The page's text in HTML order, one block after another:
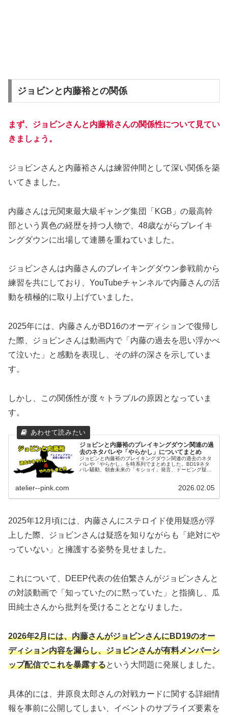
ジョビンと内藤裕との関係
まず、ジョビンさんと内藤裕さんの関係性について見てい
きましょう。
ジョビンさんと内藤裕さんは練習仲間として深い関係を築
いてきました。
内藤さんは元関東最大級ギャング集団「KGB」の最高幹
部という異色の経歴を持つ人物で、48歳ながらブレイキ
ングダウンに出場して連勝を重ねていました。
ジョビンさんは内藤さんのブレイキングダウン参戦前から
練習を共にしており、YouTubeチャンネルで内藤さんの活
動を積極的に取り上げていました。
2025年には、内藤さんがBD16のオーディションで復帰し
た際、ジョビンさんは動画内で「内藤の過去を思い浮かべ
て泣いた」と感動を表現し、その絆の深さを示していま
す。
しかし、この関係性が度々トラブルの原因となっていま
す。
ジョビンと内藤裕のブレイキングダウン関連の過
去のネタバレや「やらかし」についてまとめ
ジョビンと内藤裕のブレイキングダウン関連の過去のネタ
バレや「やらかし」を時系列でまとめました。BD19ネタ
バレ騒動、朝倉未来の「キショイ」発言、ドーピング疑惑
atelier--pink.com 2026.02.05
2025年12月頃には、内藤さんにステロイド使用疑惑が浮
上した際、ジョビンさんは疑惑を知りながらも「絶対にや
っていない」と擁護する姿勢を見せました。
これについて、DEEP代表の佐伯繁さんがジョビンさんと
の対談動画で「知っていたのに黙っていた」と指摘し、瓜
田純士さんから批判を受けることとなりました。
2026年2月には、内藤さんがジョビンさんにBD19のオー
ディション内容を漏らし、ジョビンさんが有料メンバーシ
ップ配信でこれを暴露するという大問題に発展しました。
具体的には、井原良太郎さんの対戦カードに関する詳細情
報を事前に公開してしまい、イベントのサプライズ要素を